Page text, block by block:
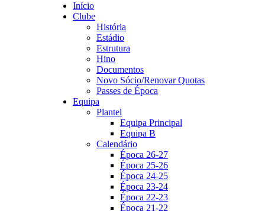
Início
Clube
História
Estádio
Estrutura
Hino
Documentos
Novo Sócio/Renovar Quotas
Passes de Época
Equipa
Plantel
Equipa Principal
Equipa B
Calendário
Época 26-27
Época 25-26
Época 24-25
Época 23-24
Época 22-23
Época 21-22